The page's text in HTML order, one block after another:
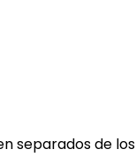
separados de los